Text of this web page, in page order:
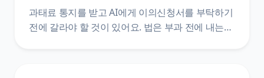
과태료 통지를 받고 AI에게 이의신청서를 부탁하기
전에 갈라야 할 것이 있어요. 법은 부과 전에 내는